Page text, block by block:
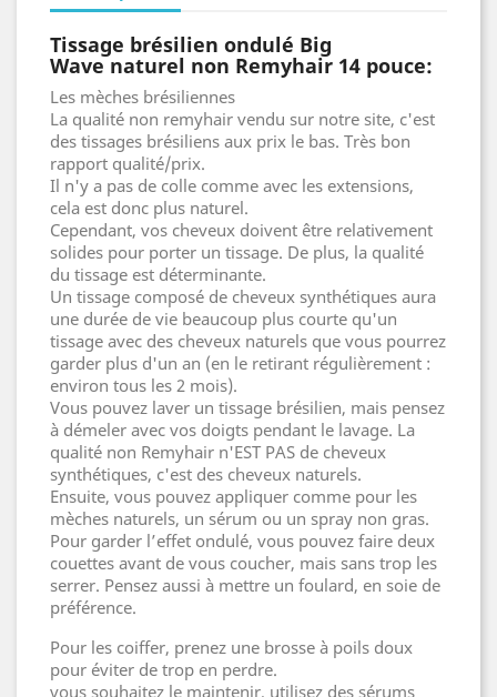
Tissage brésilien ondulé Big
Wave naturel non Remyhair 14 pouce:
Les mèches brésiliennes
La qualité non remyhair vendu sur notre site, c'est
des tissages brésiliens aux prix le bas. Très bon
rapport qualité/prix.
Il n'y a pas de colle comme avec les extensions,
cela est donc plus naturel.
Cependant, vos cheveux doivent être relativement
solides pour porter un tissage. De plus, la qualité
du tissage est déterminante.
Un tissage composé de cheveux synthétiques aura
une durée de vie beaucoup plus courte qu'un
tissage avec des cheveux naturels que vous pourrez
garder plus d'un an (en le retirant régulièrement :
environ tous les 2 mois).
Vous pouvez laver un tissage brésilien, mais pensez
à démeler avec vos doigts pendant le lavage. La
qualité non Remyhair n'EST PAS de cheveux
synthétiques, c'est des cheveux naturels.
Ensuite, vous pouvez appliquer comme pour les
mèches naturels, un sérum ou un spray non gras.
Pour garder l’effet ondulé, vous pouvez faire deux
couettes avant de vous coucher, mais sans trop les
serrer. Pensez aussi à mettre un foulard, en soie de
préférence.
Pour les coiffer, prenez une brosse à poils doux
pour éviter de trop en perdre.
vous souhaitez le maintenir, utilisez des sérums